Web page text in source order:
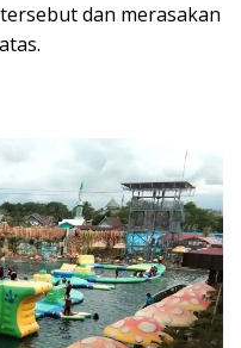
dan merasakan